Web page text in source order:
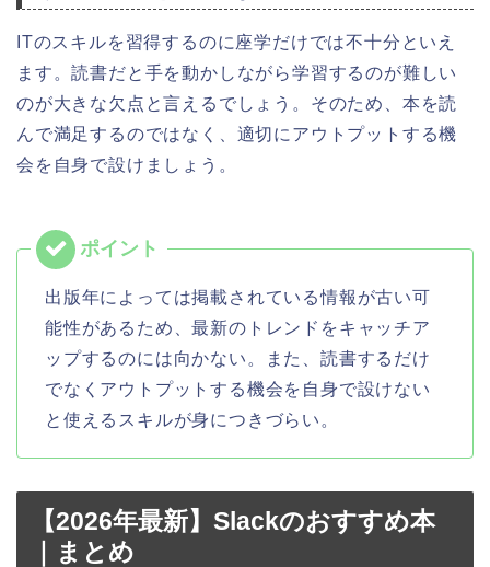
ITのスキルを習得するのに座学だけでは不十分といえ
ます。読書だと手を動かしながら学習するのが難しい
のが大きな欠点と言えるでしょう。そのため、本を読
んで満足するのではなく、適切にアウトプットする機
会を自身で設けましょう。
出版年によっては掲載されている情報が古い可
能性があるため、最新のトレンドをキャッチア
ップするのには向かない。また、読書するだけ
でなくアウトプットする機会を自身で設けない
と使えるスキルが身につきづらい。
【2026年最新】Slackのおすすめ本
｜まとめ